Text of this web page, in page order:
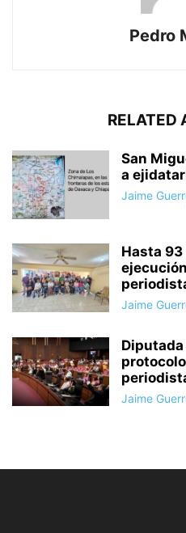
Pedro
RELATED
San
a
Jaime
Hasta
Jaime
Jaime